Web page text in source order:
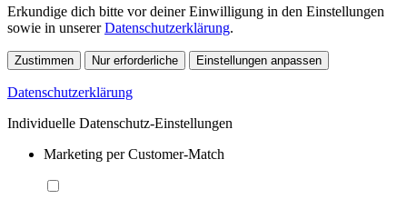
Erkundige dich bitte vor deiner Einwilligung in den Einstellungen
sowie in unsererDatenschutzerklärung.
Zustimmen Nur erforderliche Einstellungen anpassen
Datenschutzerklärung
Individuelle Datenschutz-Einstellungen
Marketing per Customer-Match